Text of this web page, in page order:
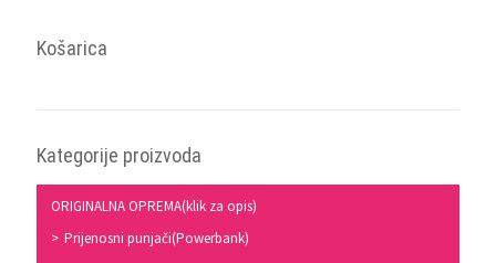
Košarica
Kategorije proizvoda
ORIGINALNA OPREMA(klik za opis)
Prijenosni punjači(Powerbank)